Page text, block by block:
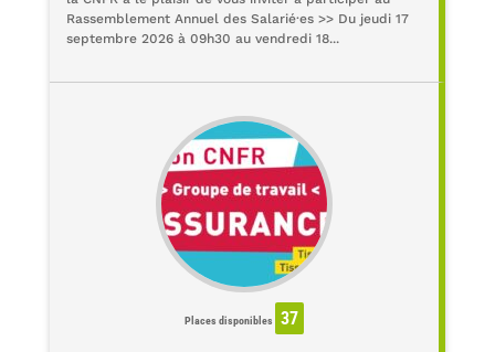
Rassemblement Annuel des Salarié·es >> Du jeudi 17
septembre 2026 à 09h30 au vendredi 18...
Places disponibles 37